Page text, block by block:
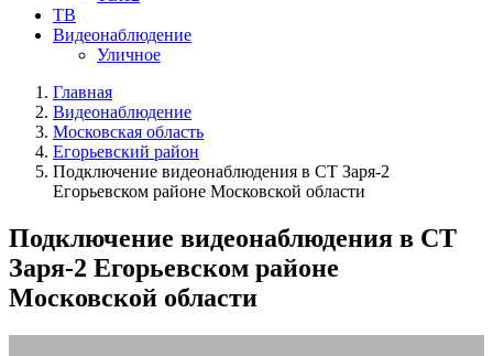
ТВ
Видеонаблюдение
Уличное
Главная
Видеонаблюдение
Московская область
Егорьевский район
Подключение видеонаблюдения в СТ Заря-2
Егорьевском районе Московской области
Подключение видеонаблюдения в СТ
Заря-2 Егорьевском районе
Московской области